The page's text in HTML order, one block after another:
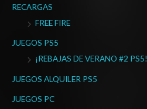
r
o
RECARGAS
FREE FIRE
JUEGOS PS5
¡REBAJAS DE VERANO #2 PS5!
JUEGOS ALQUILER PS5
JUEGOS PC